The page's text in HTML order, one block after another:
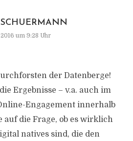
um 9:28 Uhr
der Datenberge!
Ergebnisse – v.a. auch im
Engagement innerhalb
auf die Frage, ob es wirklich
natives sind, die den